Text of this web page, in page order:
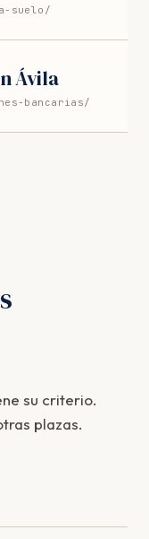
suelo/
Ávila
bancarias/
su criterio.
plazas.